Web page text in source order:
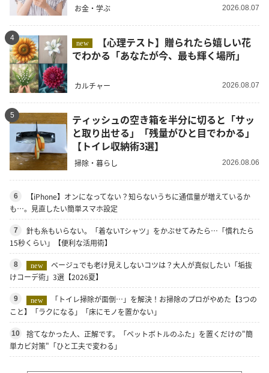
お金・学ぶ 2026.08.07
4
new
でわかる「あなたが今、最も輝く場所」
カルチャー 2026.08.07
5
ティッシュの空き箱を半分に切ると「サッ
と取り出せる」「残量がひと目でわかる」
【トイレ収納術3選】
掃除・暮らし 2026.08.06
6
【iPhone】オンになってない？知らないうちに通信量が増えているか
も…。見直したい簡単スマホ設定
7
針も糸もいらない。「着ないTシャツ」をかぶせてみたら…「慣れたら
15秒くらい」【便利な活用術】
8 new
ベージュでも老け見えしないコツは？大人が真似したい「垢抜
けコーデ術」3選【2026夏】
9 new
「トイレ掃除が面倒…」を解決！お掃除のプロがやめた【3つの
こと】「ラクになる」「床にモノを置かない」
10
捨てなかった人、正解です。「ペットボトルのふた」を置くだけの"簡
単カビ対策"「ひと工夫で変わる」